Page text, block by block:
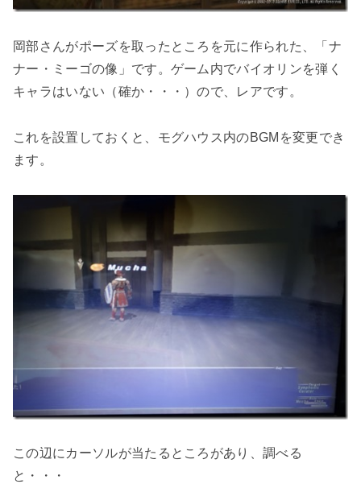
岡部さんがポーズを取ったところを元に作られた、「ナ
ナー・ミーゴの像」です。ゲーム内でバイオリンを弾く
キャラはいない（確か・・・）ので、レアです。
これを設置しておくと、モグハウス内のBGMを変更でき
ます。
この辺にカーソルが当たるところがあり、調べる
と・・・